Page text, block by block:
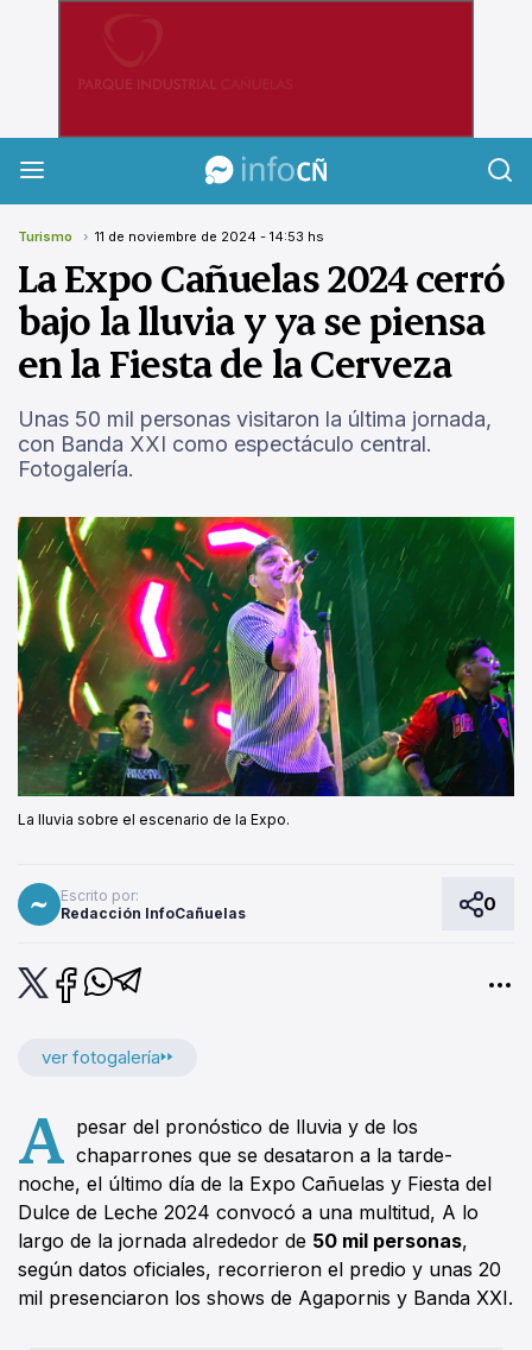
Turismo 11 de noviembre de 2024 - 14:53 hs
La Expo Cañuelas 2024 cerró
bajo la lluvia y ya se piensa
en la Fiesta de la Cerveza
Unas 50 mil personas visitaron la última jornada,
con Banda XXI como espectáculo central.
Fotogalería.
La lluvia sobre el escenario de la Expo.
Escrito por:
Redacción InfoCañuelas
0
ver fotogalería
A pesar del pronóstico de lluvia y de los
chaparrones que se desataron a la tarde-
noche, el último día de la Expo Cañuelas y Fiesta del
Dulce de Leche 2024 convocó a una multitud, A lo
largo de la jornada alrededor de 50 mil personas,
según datos oficiales, recorrieron el predio y unas 20
mil presenciaron los shows de Agapornis y Banda XXI.